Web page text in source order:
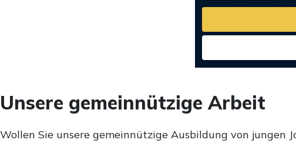
Unsere gemeinnützige Arbeit
Wollen Sie unsere gemeinnützige Ausbildung von jungen